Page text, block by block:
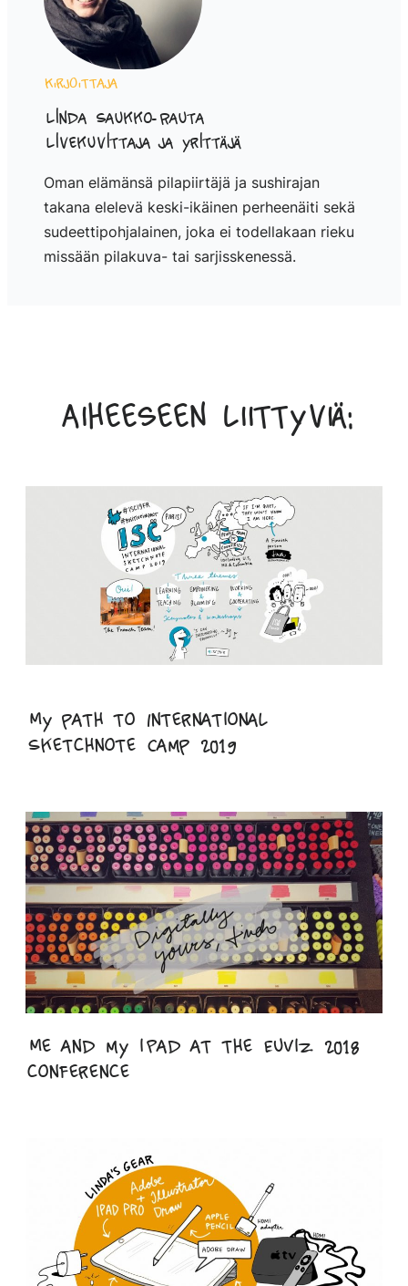
Kirjoittaja
Linda Saukko-Rauta
Livekuvittaja ja yrittäjä
Oman elämänsä pilapiirtäjä ja sushirajan
takana elelevä keski-ikäinen perheenäiti sekä
sudeettipohjalainen, joka ei todellakaan rieku
missään pilakuva- tai sarjisskenessä.
Aiheeseen liittyviä:
My path to International
Sketchnote Camp 2019
Me and my iPad at the EuViz 2018
conference